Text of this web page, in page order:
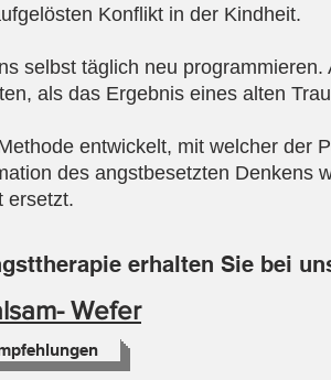
Konflikt in der Kindheit.
selbst täglich neu programmieren.
als das Ergebnis eines alten
entwickelt, mit welcher der
des angstbesetzten Denkens
ersetzt.
erhalten Sie bei
Wefer